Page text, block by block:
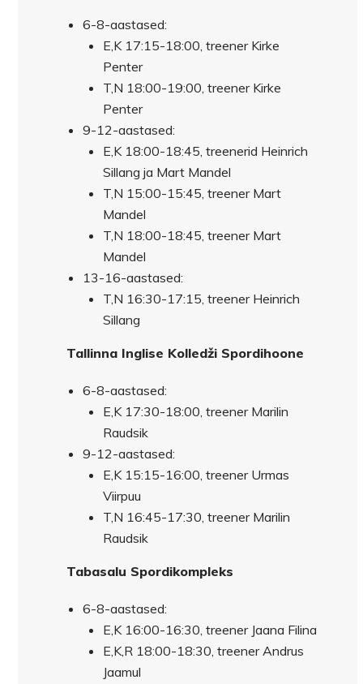
6-8-aastased:
E,K 17:15-18:00, treener Kirke
Penter
T,N 18:00-19:00, treener Kirke
Penter
9-12-aastased:
E,K 18:00-18:45, treenerid Heinrich
Sillang ja Mart Mandel
T,N 15:00-15:45, treener Mart
Mandel
T,N 18:00-18:45, treener Mart
Mandel
13-16-aastased:
T,N 16:30-17:15, treener Heinrich
Sillang
Tallinna Inglise Kolledži Spordihoone
6-8-aastased:
E,K 17:30-18:00, treener Marilin
Raudsik
9-12-aastased:
E,K 15:15-16:00, treener Urmas
Viirpuu
T,N 16:45-17:30, treener Marilin
Raudsik
Tabasalu Spordikompleks
6-8-aastased:
E,K 16:00-16:30, treener Jaana Filina
E,K,R 18:00-18:30, treener Andrus
Jaamul